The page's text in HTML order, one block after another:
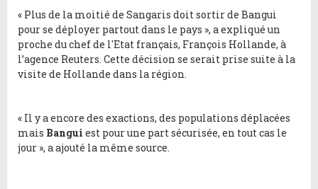
« Plus de la moitié de Sangaris doit sortir de Bangui
pour se déployer partout dans le pays », a expliqué un
proche du chef de l'Etat français, François Hollande, à
l’agence Reuters. Cette décision se serait prise suite à la
visite de Hollande dans la région.
« Il y a encore des exactions, des populations déplacées
mais Bangui est pour une part sécurisée, en tout cas le
jour », a ajouté la même source.